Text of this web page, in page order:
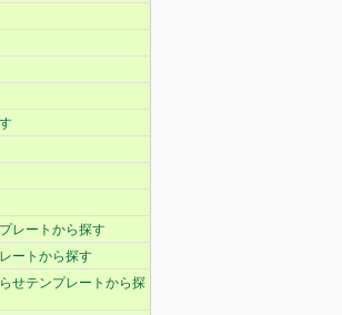
レートから探す
ートから探す
せテンプレートから探